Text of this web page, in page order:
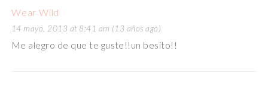
Wear Wild
14 mayo, 2013 at 8:41 am (13 años ago)
Me alegro de que te guste!!un besito!!